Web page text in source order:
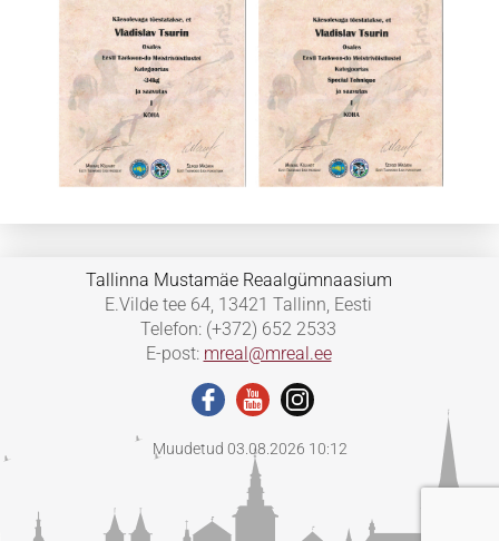
Tallinna Mustamäe Reaalgümnaasium
E.Vilde tee 64, 13421 Tallinn, Eesti
Telefon: (+372) 652 2533
E-post: mreal@mreal.ee
Muudetud 03.08.2026 10:12